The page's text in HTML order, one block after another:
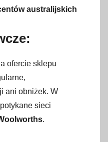
australijskich
ofercie sklepu
ani obniżek. W
sieci
.